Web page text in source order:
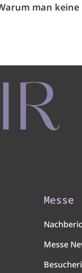
man
Messe
Messe